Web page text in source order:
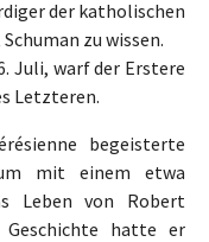
der katholischen
zu wissen.
Juli, warf der Erstere
Letzteren.
begeisterte
mit einem etwa
Leben von Robert
Geschichte hatte er